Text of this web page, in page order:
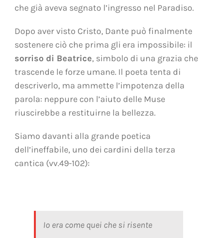
che già aveva segnato l’ingresso nel Paradiso.
Dopo aver visto Cristo, Dante può finalmente
sostenere ciò che prima gli era impossibile: il
sorriso di Beatrice, simbolo di una grazia che
trascende le forze umane. Il poeta tenta di
descriverlo, ma ammette l’impotenza della
parola: neppure con l’aiuto delle Muse
riuscirebbe a restituirne la bellezza.
Siamo davanti alla grande poetica
dell’ineffabile, uno dei cardini della terza
cantica (vv.49-102):
Io era come quei che si risente